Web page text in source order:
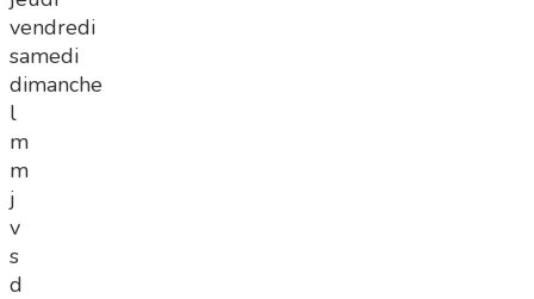
vendredi
samedi
dimanche
l
m
m
j
v
s
d